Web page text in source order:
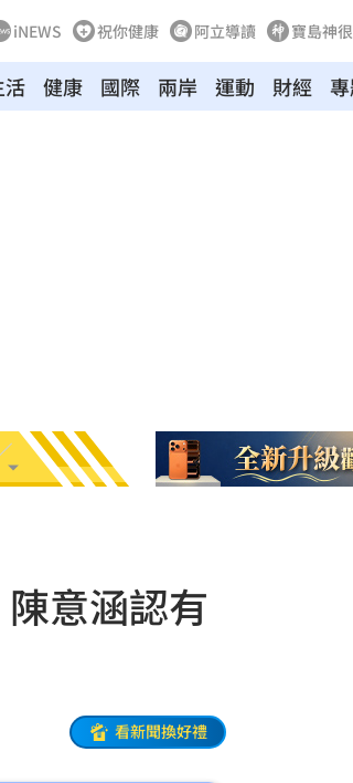
iNEWS 祝你健康 阿立導讀 寶島神
活 健康 國際 兩岸 運動 財經
意涵認有
看新聞換好禮